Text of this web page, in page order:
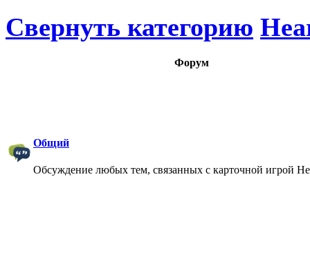
Свернуть категорию
Форум
Общий
Обсуждение любых тем, связанных с карточной игрой